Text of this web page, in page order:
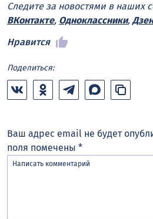
Следите за новостями в наших
ВКонтакте, Одноклассники, Дзен
Нравится
Поделиться:
Ваш адрес email не будет
поля помечены *